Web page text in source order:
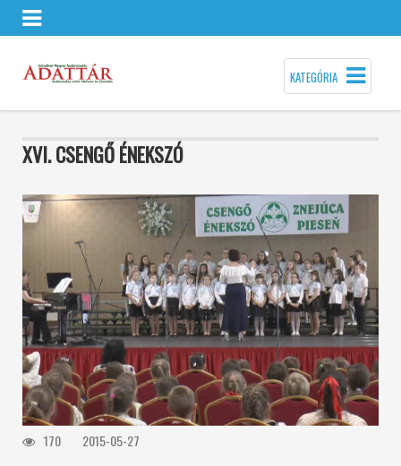
KATEGÓRIA
XVI. CSENGŐ ÉNEKSZÓ
170 2015-05-27